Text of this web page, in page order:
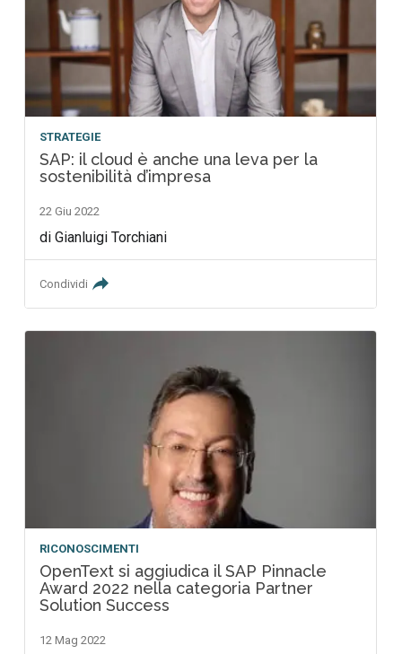
STRATEGIE
SAP: il cloud è anche una leva per la
sostenibilità d’impresa
22 Giu 2022
di Gianluigi Torchiani
Condividi
RICONOSCIMENTI
OpenText si aggiudica il SAP Pinnacle
Award 2022 nella categoria Partner
Solution Success
12 Mag 2022